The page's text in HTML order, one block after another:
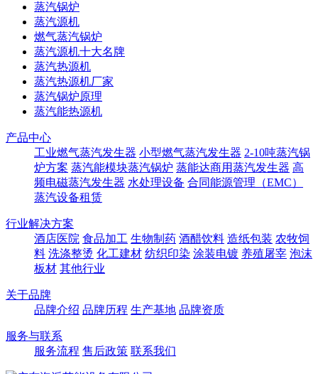
蒸汽锅炉
蒸汽源机
燃气蒸汽锅炉
蒸汽源机十大名牌
蒸汽热源机
蒸汽热源机厂家
蒸汽锅炉原理
蒸汽能热源机
产品中心
工业燃气蒸汽发生器 小型燃气蒸汽发生器 2-10吨蒸汽锅
炉方案 蒸汽能模块蒸汽锅炉 蒸能达商用蒸汽发生器 高
频电磁蒸汽发生器 水处理设备 合同能源管理（EMC）
蒸汽设备租赁
行业解决方案
酒店医院 食品加工 生物制药 酒醋饮料 造纸包装 农牧饲
料 洗涤整烫 化工建材 纺织印染 涂装电镀 养殖屠宰 泡沫
板材 其他行业
关于品牌
品牌介绍 品牌历程 生产基地 品牌资质
服务与联系
服务流程 售后政策 联系我们